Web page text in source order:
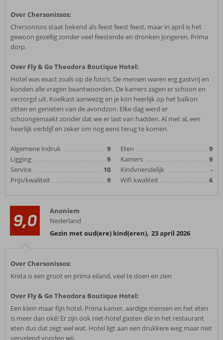
Over Chersonissos:
Chersonisos staat bekend als feest feest feest, maar in april is het
gewoon gezellig zonder veel feestende en dronken jongeren. Prima
dorp.
Over Fly & Go Theodora Boutique Hotel:
Hotel was exact zoals op de foto’s. De mensen waren erg gastvrij en
konden alle vragen beantwoorden. De kamers zagen er schoon en
verzorgd uit. Koelkast aanwezig en je kon heerlijk op het balkon
zitten en genieten van de avondzon. Elke dag werd er
schoongemaakt zonder dat we er last van hadden. Al met al, een
heerlijk verblijf en zeker om nog eens terug te komen.
Algemene indruk
9
Ligging
9
Service
10
Prijs/kwaliteit
9
Eten
9
Kamers
9
Kindvriendelijk
-
Wifi kwaliteit
6
9,0
Anoniem
Nederland
Gezin met oud(ere) kind(eren), 23 april 2026
Over Chersonissos:
Kreta is een groot en prima eiland, veel te doen en zien
Over Fly & Go Theodora Boutique Hotel:
Een klein maar fijn hotel. Prima kamer, aardige mensen en het eten
is meer dan oké! Er zijn ook niet-hotel gasten die in het restaurant
eten dus dat zegt wel wat. Hotel ligt aan een drukkere weg maar niet
vervelend vonden wij.